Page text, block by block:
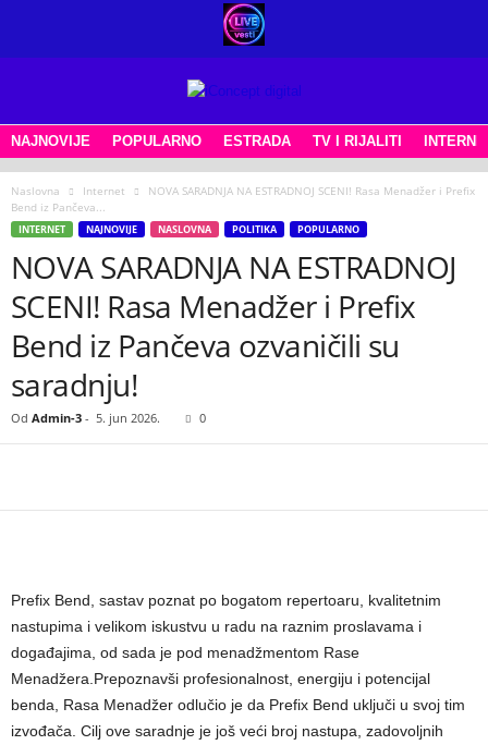
NAJNOVIJE POPULARNO ESTRADA TV I RIJALITI
Naslovna Internet
NOVA SARADNJA NA ESTRADNOJ SCENI! Rasa Menadžer i Prefix
Bend iz Pančeva...
INTERNET NAJNOVIJE NASLOVNA POLITIKA POPULARNO
NOVA SARADNJA NA ESTRADNOJ
SCENI! Rasa Menadžer i Prefix
Bend iz Pančeva ozvaničili su
saradnju!
Od Admin-3 - 5. jun 2026. 0
Prefix Bend, sastav poznat po bogatom repertoaru, kvalitetnim
nastupima i velikom iskustvu u radu na raznim proslavama i
događajima, od sada je pod menadžmentom Rase
Menadžera.Prepoznavši profesionalnost, energiju i potencijal
benda, Rasa Menadžer odlučio je da Prefix Bend uključi u svoj tim
izvođača. Cilj ove saradnje je još veći broj nastupa, zadovoljnih